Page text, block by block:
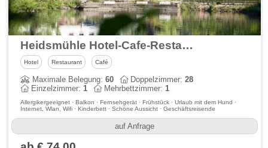
Heidsmühle Hotel-Cafe-Restaurant
Hotel Restaurant Café
Maximale Belegung:60 Doppelzimmer:28
Einzelzimmer:1 Mehrbettzimmer:1
Allergikergeeignet · Balkon · Fernsehgerät · Frühstück · Urlaub mit dem Hund ·
Internet, Wlan, Wifi · Kinderbett · Schöne Aussicht · Geschäftsreisende
auf Anfrage